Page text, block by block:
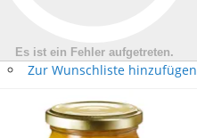
Es ist ein Fehler aufgetreten.
Zur Wunschliste hinzufügen